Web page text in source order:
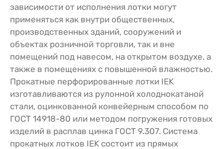
зависимости от исполнения лотки могут
применяться как внутри общественных,
производственных зданий, сооружений и
объектах розничной торговли, так и вне
помещений под навесом, на открытом воздухе, а
также в помещениях с повышенной влажностью.
Прокатные перфорированные лотки IEK
изготавливаются из рулонной холоднокатаной
стали, оцинкованной конвейерным способом по
ГОСТ 14918-80 или методом погружения готовых
изделий в расплав цинка ГОСТ 9.307. Система
прокатных лотков IEK состоит из прямых